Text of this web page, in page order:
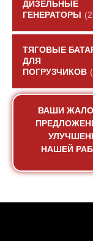
ДИЗЕЛЬНЫЕ
ГЕНЕРАТОРЫ
ТЯГОВЫЕ
ДЛЯ
ПОГРУЗЧИКОВ
ВАШИ
НАШЕЙ